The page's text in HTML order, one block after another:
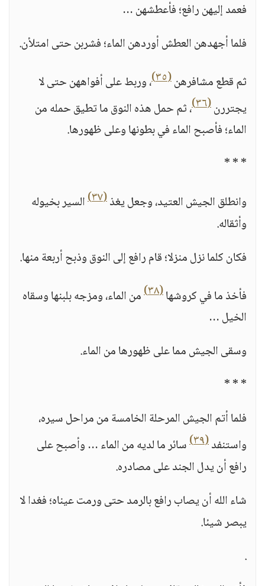
فعمد إليهن رافع؛ فأعطشهن …
فلما أجهدهن العطش أوردهن الماء؛ فشربن حتى امتلأن.
ثم قطع مشافرهن(٣٥)
، وربط على أفواههن حتى لا
يجتررن(٣٦)
، ثم حمل هذه النوق ما تطيق حمله من
الماء؛ فأصبح الماء في بطونها وعلى ظهورها.
* * *
وانطلق الجيش العتيد، وجعل يغذ(٣٧)
السير بخيوله
وأثقاله.
فكان كلما نزل منزلا؛ قام رافع إلى النوق وذبح أربعة منها.
فأخذ ما في كروشها(٣٨)
من الماء، ومزجه بلبنها وسقاه
الخيل …
وسقى الجيش مما على ظهورها من الماء.
* * *
فلما أتم الجيش المرحلة الخامسة من مراحل سيره،
واستنفد(٣٩)
سائر ما لديه من الماء … وأصبح على
رافع أن يدل الجند على مصادره.
شاء الله أن يصاب رافع بالرمد حتى ورمت عيناه؛ فغدا لا
يبصر شيئا.
.